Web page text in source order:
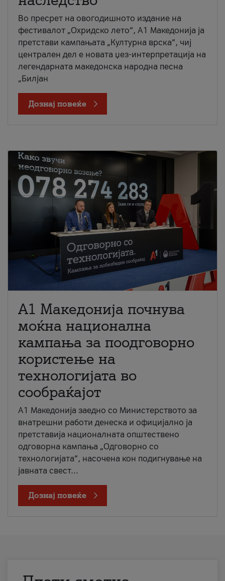
Во пресрет на овогодишното издание на
фестивалот „Охридско лето“, А1 Македонија ја
претстави кампањата „Културна врска“, чиј
централен дел е новата џез-интерпретација на
легендарната македонска народна песна
„Билјан
Дознај повеќе
A1 Македонија почнува
моќна национална
кампања за поодговорно
користење на
технологијата во
сообраќајот
A1 Македонија заедно со Министерството за
внатрешни работи денеска и официјално ја
претставија националната општествено
одговорна кампања „Одговорно со
технологијата“, насочена кон подигнување на
јавната свест...
Дознај повеќе